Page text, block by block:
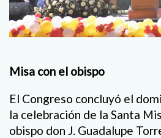
Misa con el obispo
El Congreso concluyó el
la celebración de la Santa
obispo don J. Guadalupe